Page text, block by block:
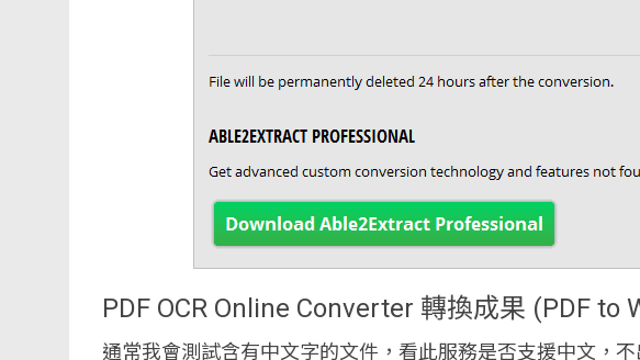
PDF OCR Online Converter 轉換成果 (PDF to
通常我會測試含有中文字的文件，看此服務是否支援中文，